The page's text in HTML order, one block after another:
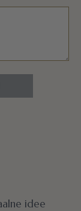
idee